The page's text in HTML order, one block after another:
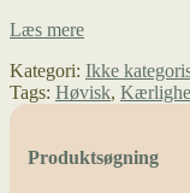
Læs mereHøvisk
og
Mørkets
Kategori: Ikke
Tags: Høvisk,
Produktsøgning